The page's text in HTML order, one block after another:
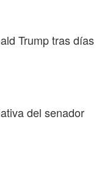
Trump tras días
del senador